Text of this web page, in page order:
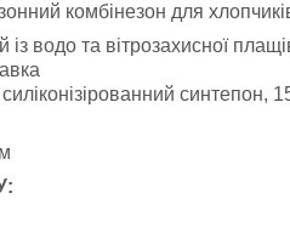
комбінезон для
із водо та вітрозахисної
синтепон,